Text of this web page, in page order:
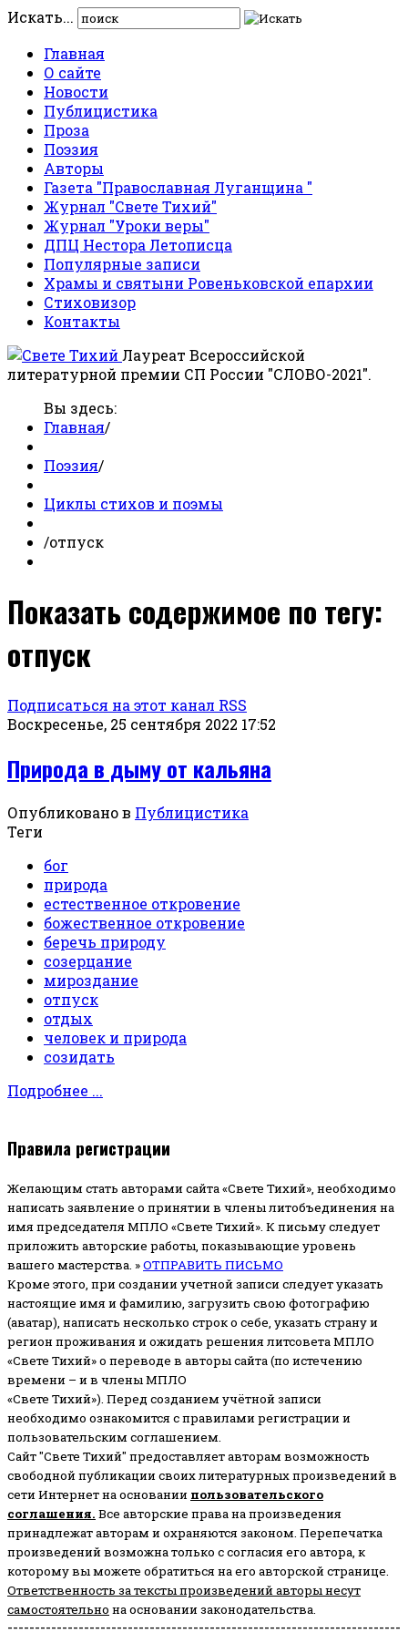
Искать...
Главная
О сайте
Новости
Публицистика
Проза
Поэзия
Авторы
Газета "Православная Луганщина "
Журнал "Свете Тихий"
Журнал "Уроки веры"
ДПЦ Нестора Летописца
Популярные записи
Храмы и святыни Ровеньковской епархии
Стиховизор
Контакты
Лауреат Всероссийской
литературной премии СП России "СЛОВО-2021".
Вы здесь:
Главная/
Поэзия/
Циклы стихов и поэмы
/отпуск
Показать содержимое по тегу:
отпуск
Подписаться на этот канал RSS
Воскресенье, 25 сентября 2022 17:52
Природа в дыму от кальяна
Опубликовано в Публицистика
Теги
бог
природа
естественное откровение
божественное откровение
беречь природу
созерцание
мироздание
отпуск
отдых
человек и природа
созидать
Подробнее ...
Правила регистрации
Желающим стать авторами сайта «Свете Тихий», необходимо
написать заявление о принятии в члены литобъединения на
имя председателя МПЛО «Свете Тихий». К письму следует
приложить авторские работы, показывающие уровень
вашего мастерства. »ОТПРАВИТЬ ПИСЬМО
Кроме этого, при создании учетной записи следует указать
настоящие имя и фамилию, загрузить свою фотографию
(аватар), написать несколько строк о себе, указать страну и
регион проживания и ожидать решения литсовета МПЛО
«Свете Тихий» о переводе в авторы сайта (по истечению
времени – и в члены МПЛО
«Свете Тихий»). Перед созданием учётной записи
необходимо ознакомится с правилами регистрации и
пользовательским соглашением.
Сайт "Свете Тихий" предоставляет авторам возможность
свободной публикации своих литературных произведений в
сети Интернет на основании пользовательского
соглашения. Все авторские права на произведения
принадлежат авторам и охраняются законом. Перепечатка
произведений возможна только с согласия его автора, к
которому вы можете обратиться на его авторской странице.
Ответственность за тексты произведений авторы несут
самостоятельно на основании законодательства.
------------------------------------------------------------------------